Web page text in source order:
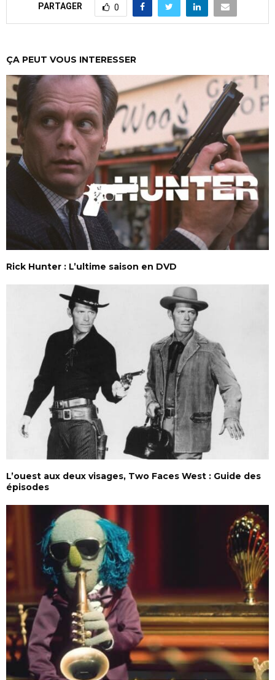
PARTAGER 0
ÇA PEUT VOUS INTERESSER
Rick Hunter : L’ultime saison en DVD
L’ouest aux deux visages, Two Faces West : Guide des
épisodes